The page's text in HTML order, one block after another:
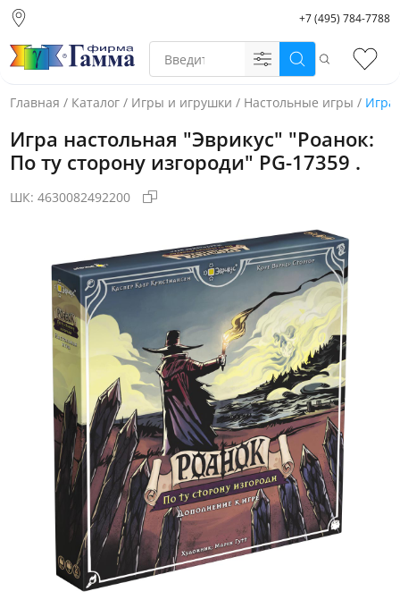
склад)
Санкт-Петербург
Екатеринбург
+7 (495) 784-7788
Поиск
Главная / Каталог / Игры и игрушки / Настольные игры / Игра
Игра настольная "Эврикус" "Роанок:
По ту сторону изгороди" PG-17359 .
ШК: 4630082492200